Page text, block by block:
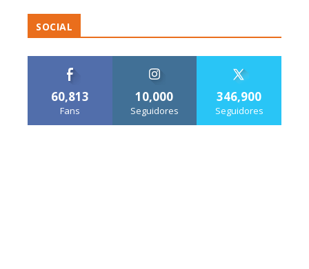
SOCIAL
60,813
Fans
10,000
Seguidores
346,900
Seguidores